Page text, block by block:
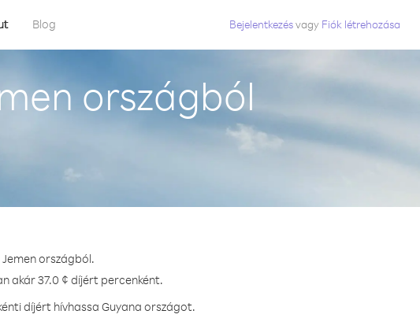
Blog Bejelentkezésvagy Fiók létrehozása
országból
országból.
akár 37.0 ¢ díjért percenként.
díjért hívhassa Guyana országot.